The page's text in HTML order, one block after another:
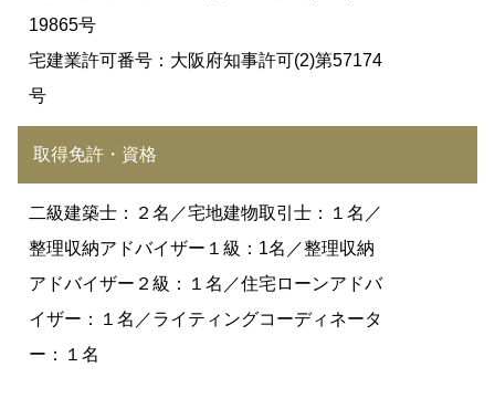
19865号
宅建業許可番号：大阪府知事許可(2)第57174
号
取得免許・資格
二級建築士：２名／宅地建物取引士：１名／
整理収納アドバイザー１級：1名／整理収納
アドバイザー２級：１名／住宅ローンアドバ
イザー：１名／ライティングコーディネータ
ー：１名